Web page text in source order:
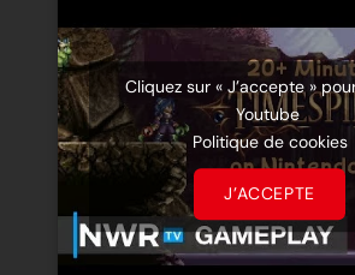
Cliquez sur « J’accepte »
Youtube
Politique de cookies
J’ACCEPTE